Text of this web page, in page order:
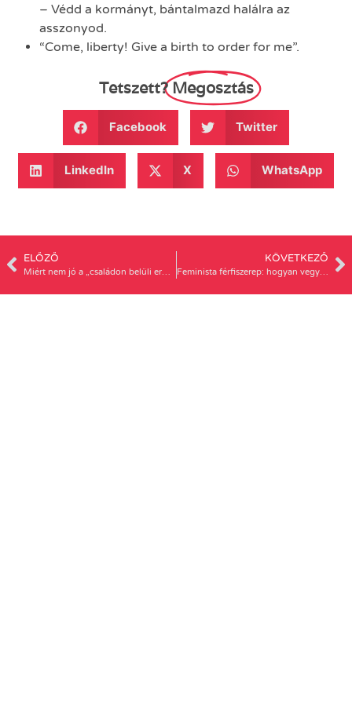
– Védd a kormányt, bántalmazd halálra az
asszonyod.
“Come, liberty! Give a birth to order for me”.
Tetszett?Megosztás
Facebook Twitter
LinkedIn X WhatsApp
ELŐZŐ
Miért nem jó a „családon belüli erőszak” kifejezés?
KÖVETKEZŐ
Feminista férfiszerep: hogyan vegyünk részt